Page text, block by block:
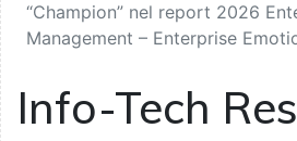
“Champion” nel report 2026
Management – Enterprise
Info-Tech